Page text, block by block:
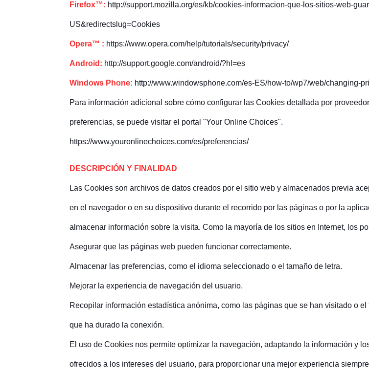
Firefox™: http://support.mozilla.org/es/kb/cookies-informacion-que-los-sitios-web-
US&redirectslug=Cookies
Opera™ : https://www.opera.com/help/tutorials/security/privacy/
Android: http://support.google.com/android/?hl=es
Windows Phone: http://www.windowsphone.com/es-ES/how-to/wp7/web/changing-
Para información adicional sobre cómo configurar las Cookies detallada por
preferencias, se puede visitar el portal "Your Online Choices".
https://www.youronlinechoices.com/es/preferencias/
DESCRIPCIÓN Y FINALIDAD
Las Cookies son archivos de datos creados por el sitio web y almacenados previa
en el navegador o en su dispositivo durante el recorrido por las páginas o por la
almacenar información sobre la visita. Como la mayoría de los sitios en Internet, los
Asegurar que las páginas web pueden funcionar correctamente.
Almacenar las preferencias, como el idioma seleccionado o el tamaño de letra.
Mejorar la experiencia de navegación del usuario.
Recopilar información estadística anónima, como las páginas que se han visitado o el
que ha durado la conexión.
El uso de Cookies nos permite optimizar la navegación, adaptando la información y
ofrecidos a los intereses del usuario, para proporcionar una mejor experiencia